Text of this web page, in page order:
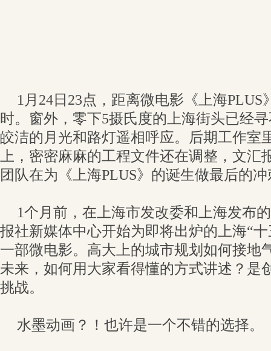
1月24日23点，距离微电影《上海PLUS
时。窗外，零下5摄氏度的上海街头已经
皎洁的月光和路灯遥相呼应。后期工作室
上，密密麻麻的工程文件还在调整，文汇
团队在为《上海PLUS》的诞生做最后的
1个月前，在上海市发改委和上海发布
报社新媒体中心开始为即将出炉的上海“
一部微电影。高大上的城市规划如何接地
未来，如何用大家看得懂的方式讲述？是
挑战。
水墨动画？！也许是一个不错的选择。